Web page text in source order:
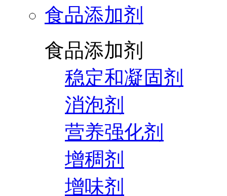
食品添加剂
食品添加剂
稳定和凝固剂
消泡剂
营养强化剂
增稠剂
增味剂